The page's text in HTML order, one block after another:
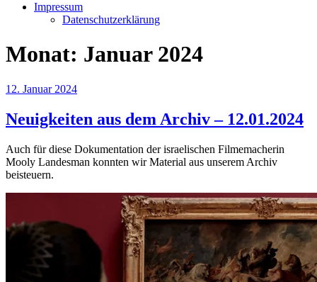
Impressum
Datenschutzerklärung
Monat: Januar 2024
Veröffentlicht
12. Januar 2024
Neuigkeiten aus dem Archiv – 12.01.2024
Auch für diese Dokumentation der israelischen Filmemacherin
Mooly Landesman konnten wir Material aus unserem Archiv
beisteuern.